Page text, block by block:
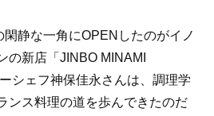
静な一角にOPENしたのがイノ
の新店「JINBO MINAMI
シェフ神保佳永さんは、調理学
ンス料理の道を歩んできたのだ